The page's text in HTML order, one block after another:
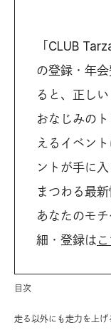
「CLUB
の登録・年
ると、正し
おなじみの
えるイベン
ントが手に
まつわる最
あなたのモ
細・登録は
目次
走る以外にも走力を上げ